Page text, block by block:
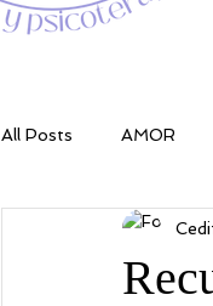
All Posts AMOR
Emprendimiento